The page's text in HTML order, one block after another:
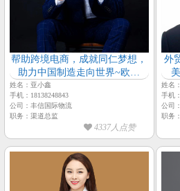
帮助跨境电商，成就同仁梦想，
助力中国制造走向世界~欧美
加、空运、海运、铁路
姓名：亚小鑫
手机：18138248843
公司：丰信国际物流
职务：渠道总监
4337人点赞
外
姓名
手机
公司
职务